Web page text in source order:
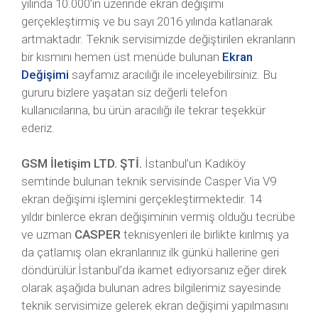
yılında 10.000’in üzerinde ekran değişimi
gerçekleştirmiş ve bu sayı 2016 yılında katlanarak
artmaktadır. Teknik servisimizde değiştirilen ekranların
bir kısmını hemen üst menüde bulunan Ekran
Değişimi sayfamız aracılığı ile inceleyebilirsiniz. Bu
gururu bizlere yaşatan siz değerli telefon
kullanıcılarına, bu ürün aracılığı ile tekrar teşekkür
ederiz.
GSM İletişim LTD. ŞTİ. İstanbul’un Kadıköy
semtinde bulunan teknik servisinde Casper Via V9
ekran değişimi işlemini gerçekleştirmektedir. 14
yıldır binlerce ekran değişiminin vermiş olduğu tecrübe
ve uzman CASPER teknisyenleri ile birlikte kırılmış ya
da çatlamış olan ekranlarınız ilk günkü hallerine geri
döndürülür.İstanbul’da ikamet ediyorsanız eğer direk
olarak aşağıda bulunan adres bilgilerimiz sayesinde
teknik servisimize gelerek ekran değişimi yapılmasını